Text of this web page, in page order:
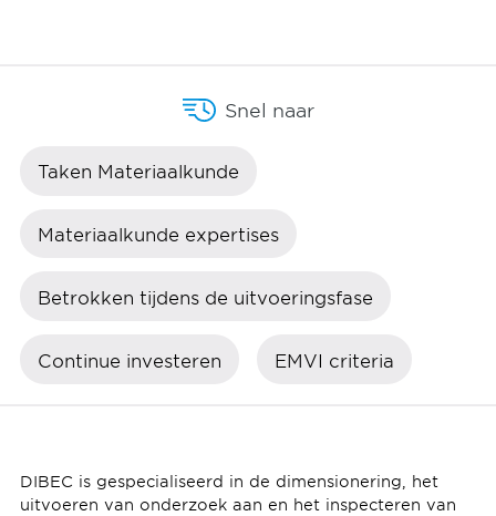
Snel naar
Taken Materiaalkunde
Materiaalkunde expertises
Betrokken tijdens de uitvoeringsfase
Continue investeren EMVI criteria
DIBEC is gespecialiseerd in de dimensionering, het
uitvoeren van onderzoek aan en het inspecteren van